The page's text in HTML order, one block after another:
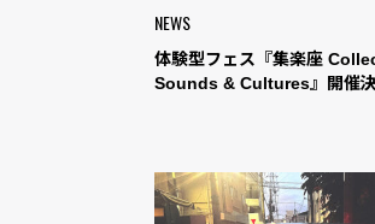
NEWS
体験型フェス『集楽座
Sounds & Cultures』開催